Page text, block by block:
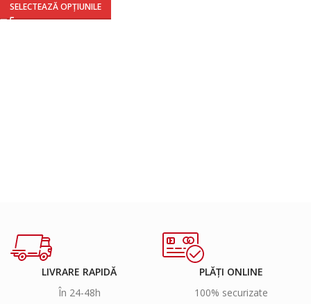
SELECTEAZĂ OPȚIUNILE
LIVRARE RAPIDĂ
În 24-48h
PLĂȚI ONLINE
100% securizate